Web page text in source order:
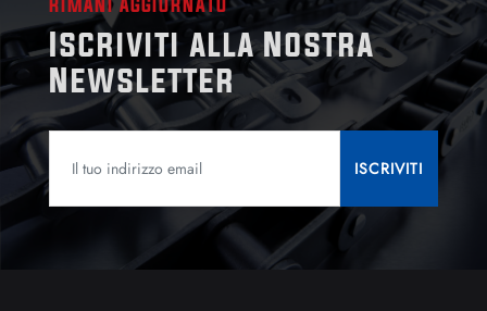
RIMANI AGGIORNATO
Iscriviti alla Nostra
Newsletter